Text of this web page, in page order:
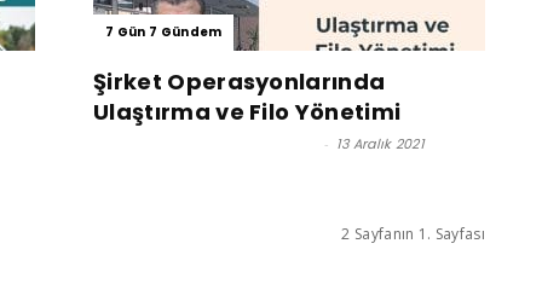
7 Gün 7 Gündem
Şirket Operasyonlarında
Ulaştırma ve Filo Yönetimi
- 13 Aralık 2021
2 Sayfanın 1. Sayfası